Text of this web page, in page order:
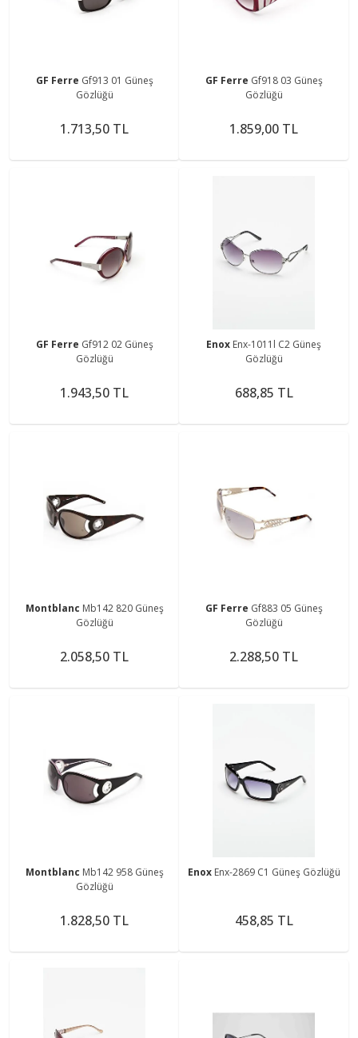
GF Ferre Gf913 01 Güneş
Gözlüğü
1.713,50 TL
GF Ferre Gf918 03 Güneş
Gözlüğü
1.859,00 TL
GF Ferre Gf912 02 Güneş
Gözlüğü
1.943,50 TL
Enox Enx-1011l C2 Güneş
Gözlüğü
688,85 TL
Montblanc Mb142 820 Güneş
Gözlüğü
2.058,50 TL
GF Ferre Gf883 05 Güneş
Gözlüğü
2.288,50 TL
Montblanc Mb142 958 Güneş
Gözlüğü
1.828,50 TL
Enox Enx-2869 C1 Güneş Gözlüğü
458,85 TL